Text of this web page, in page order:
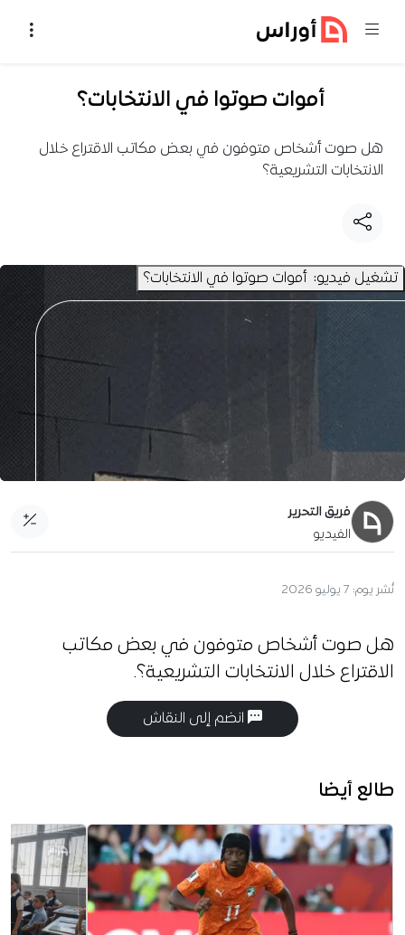
أموات صوتوا في الانتخابات؟
هل صوت أشخاص متوفون في بعض مكاتب الاقتراع خلال
الانتخابات التشريعية؟
تشغيل فيديو: أموات صوتوا في الانتخابات؟
فريق التحرير
الفيديو
نُشر يوم: 7 يوليو 2026
هل صوت أشخاص متوفون في بعض مكاتب
الاقتراع خلال الانتخابات التشريعية؟.
انضم إلى النقاش
طالع أيضا